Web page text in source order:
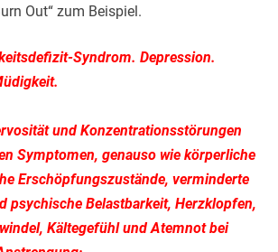
Out“ zum Beispiel.
Syndrom. Depression.
und Konzentrationsstörungen
Symptomen, genauso wie körperliche
Erschöpfungszustände, verminderte
psychische Belastbarkeit, Herzklopfen,
Kältegefühl und Atemnot bei